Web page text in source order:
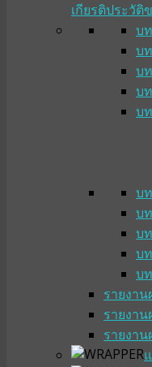
เกียรติประวัติ
บ
บ
บ
บ
บ
บ
บ
บ
บ
บ
รายงา
รายงา
รายงา